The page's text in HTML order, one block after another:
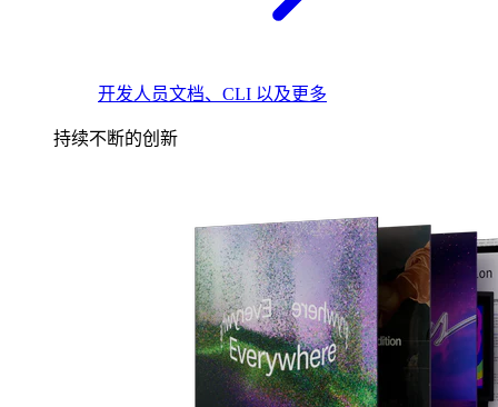
开发人员文档、CLI 以及更多
持续不断的创新